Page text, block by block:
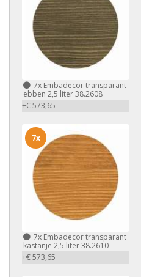
7x Embadecor transparant
ebben 2,5 liter 38.2608
+€ 573,65
7x Embadecor transparant
kastanje 2,5 liter 38.2610
+€ 573,65
7x